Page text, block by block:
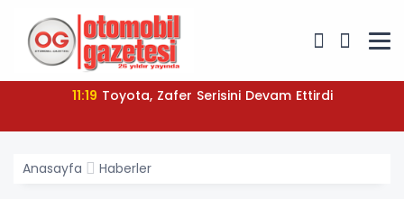
11:19 Toyota, Zafer Serisini Devam Ettirdi
Anasayfa Haberler